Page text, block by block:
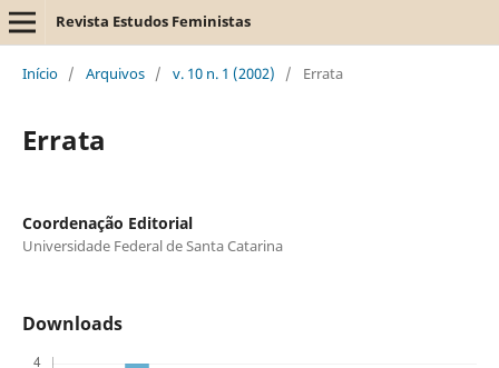
Revista Estudos Feministas
Início / Arquivos / v. 10 n. 1 (2002) / Errata
Errata
Coordenação Editorial
Universidade Federal de Santa Catarina
Downloads